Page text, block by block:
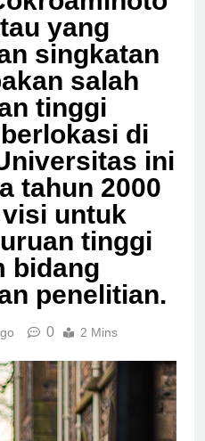
yang
singkatan
salah
tinggi
di
ini
tahun 2000
untuk
tinggi
bidang
penelitian.